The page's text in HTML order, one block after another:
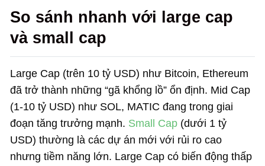
So sánh nhanh với large cap
và small cap
Large Cap (trên 10 tỷ USD) như Bitcoin, Ethereum
đã trở thành những “gã khổng lồ” ổn định. Mid Cap
(1-10 tỷ USD) như SOL, MATIC đang trong giai
đoạn tăng trưởng mạnh. Small Cap (dưới 1 tỷ
USD) thường là các dự án mới với rủi ro cao
nhưng tiềm năng lớn. Large Cap có biến động thấp